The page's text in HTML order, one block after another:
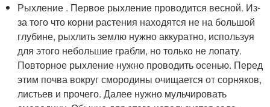
Рыхление . Первое рыхление проводится весной. Из-
за того что корни растения находятся не на большой
глубине, рыхлить землю нужно аккуратно, используя
для этого небольшие грабли, но только не лопату.
Повторное рыхление нужно проводить осенью. Перед
этим почва вокруг смородины очищается от сорняков,
листьев и прочего. Далее нужно мульчировать